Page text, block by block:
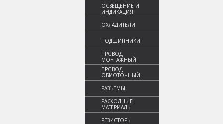
ОСВЕЩЕНИЕ И
ИНДИКАЦИЯ
ОХЛАДИТЕЛИ
ПОДШИПНИКИ
ПРОВОД
МОНТАЖНЫЙ
ПРОВОД
ОБМОТОЧНЫЙ
РАЗЪЕМЫ
РАСХОДНЫЕ
МАТЕРИАЛЫ
РЕЗИСТОРЫ